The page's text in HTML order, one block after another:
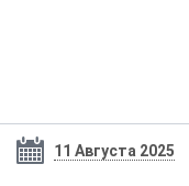
11 Августа 2025